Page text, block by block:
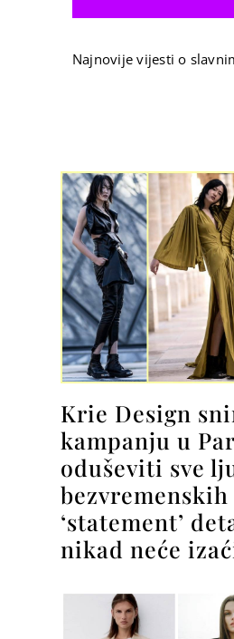
Najnovije vijesti o
Krie Design
kampanju u
oduševiti sve
bezvremenskih
‘statement’
nikad neće